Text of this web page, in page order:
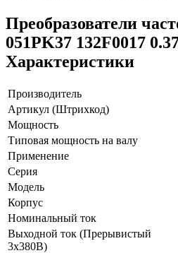
Преобразователи
051PK37 132F0017
Характеристики
Производитель
Артикул (Штрихкод)
Мощность
Типовая мощность на валу
Применение
Серия
Модель
Корпус
Номинальный ток
Выходной ток (Прерывистый
3x380В)